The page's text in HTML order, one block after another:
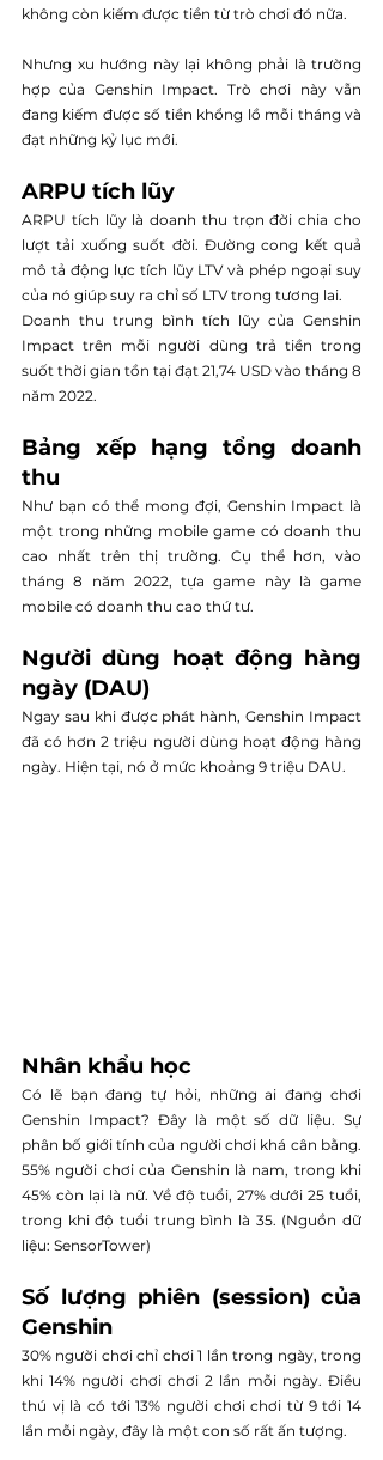
không còn kiếm được tiền từ trò chơi đó nữa.
Nhưng xu hướng này lại không phải là trường
hợp của Genshin Impact. Trò chơi này vẫn
đang kiếm được số tiền khổng lồ mỗi tháng và
đạt những kỷ lục mới.
ARPU tích lũy
ARPU tích lũy là doanh thu trọn đời chia cho
lượt tải xuống suốt đời. Đường cong kết quả
mô tả động lực tích lũy LTV và phép ngoại suy
của nó giúp suy ra chỉ số LTV trong tương lai.
Doanh thu trung bình tích lũy của Genshin
Impact trên mỗi người dùng trả tiền trong
suốt thời gian tồn tại đạt 21,74 USD vào tháng 8
năm 2022.
Bảng xếp hạng tổng doanh
thu
Như bạn có thể mong đợi, Genshin Impact là
một trong những mobile game có doanh thu
cao nhất trên thị trường. Cụ thể hơn, vào
tháng 8 năm 2022, tựa game này là game
mobile có doanh thu cao thứ tư.
Người dùng hoạt động hàng
ngày (DAU)
Ngay sau khi được phát hành, Genshin Impact
đã có hơn 2 triệu người dùng hoạt động hàng
ngày. Hiện tại, nó ở mức khoảng 9 triệu DAU.
Nhân khẩu học
Có lẽ bạn đang tự hỏi, những ai đang chơi
Genshin Impact? Đây là một số dữ liệu. Sự
phân bố giới tính của người chơi khá cân bằng.
55% người chơi của Genshin là nam, trong khi
45% còn lại là nữ. Về độ tuổi, 27% dưới 25 tuổi,
trong khi độ tuổi trung bình là 35. (Nguồn dữ
liệu: SensorTower)
Số lượng phiên (session) của
Genshin
30% người chơi chỉ chơi 1 lần trong ngày, trong
khi 14% người chơi chơi 2 lần mỗi ngày. Điều
thú vị là có tới 13% người chơi chơi từ 9 tới 14
lần mỗi ngày, đây là một con số rất ấn tượng.